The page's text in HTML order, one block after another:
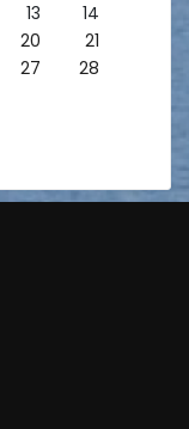
13
14
20
21
27
28